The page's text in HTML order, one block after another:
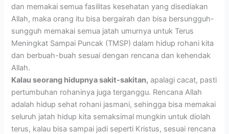
dan memakai semua fasilitas kesehatan yang disediakan
Allah, maka orang itu bisa bergairah dan bisa bersungguh-
sungguh memakai semua jatah umurnya untuk Terus
Meningkat Sampai Puncak (TMSP) dalam hidup rohani kita
dan berbuah-buah sesuai dengan rencana dan kehendak
Allah.
Kalau seorang hidupnya sakit-sakitan, apalagi cacat, pasti
pertumbuhan rohaninya juga terganggu. Rencana Allah
adalah hidup sehat rohani jasmani, sehingga bisa memakai
seluruh jatah hidup kita semaksimal mungkin untuk diolah
terus, kalau bisa sampai jadi seperti Kristus, sesuai rencana